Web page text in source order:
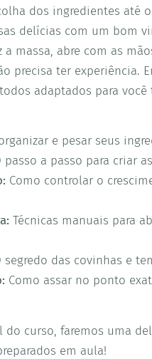
dos ingredientes até
delícias com um bom
a massa, abre com as
precisa ter experiência.
adaptados para
e pesar seus
passo a passo para criar
Como controlar o
Técnicas manuais para
segredo das covinhas e
Como assar no ponto
do curso, faremos uma
em aula!